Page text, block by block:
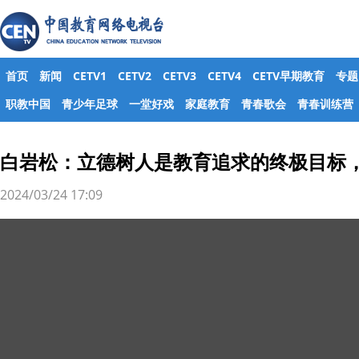
首页 新闻 CETV1 CETV2 CETV3 CETV4 CETV早期教育
专题
职教中国
青少年足球 一堂好戏 家庭教育 青春歌会 青春训练营
白岩松：立德树人是教育追求的终极目标
2024/03/24 17:09